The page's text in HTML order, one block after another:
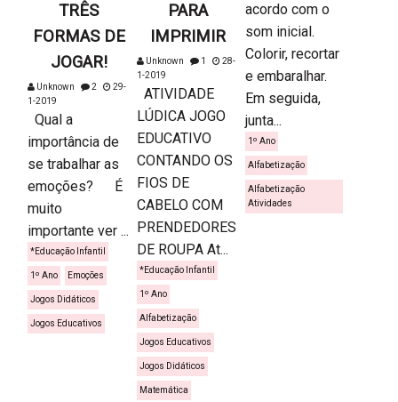
TRÊS
FORMAS DE
JOGAR!
Unknown 2
29-
1-2019
Qual a
importância de
se trabalhar as
emoções? É
muito
importante ver ...
*Educação Infantil
1º Ano Emoções
Jogos Didáticos
Jogos Educativos
PARA
IMPRIMIR
Unknown 1
28-
1-2019
ATIVIDADE
LÚDICA JOGO
EDUCATIVO
CONTANDO OS
FIOS DE
CABELO COM
PRENDEDORES
DE ROUPA At...
*Educação Infantil
1º Ano
Alfabetização
Jogos Educativos
Jogos Didáticos
Matemática
acordo com o
som inicial.
Colorir, recortar
e embaralhar.
Em seguida,
junta...
1º Ano
Alfabetização
Alfabetização
Atividades